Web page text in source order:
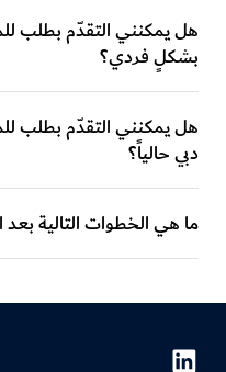
هل يمكنني التقدّم بطلب
بشكلٍ فردي؟
هل يمكنني التقدّم بطلب
دبي حالياً؟
ما هي الخطوات التالية بعد